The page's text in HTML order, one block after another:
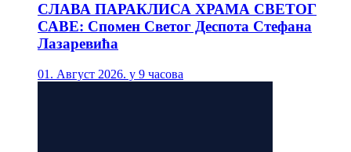
СЛАВА ПАРАКЛИСА ХРАМА СВЕТОГ
САВЕ: Спомен Светог Деспота Стефана
Лазаревића
01. Август 2026. у 9 часова